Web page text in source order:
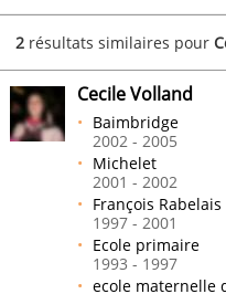
2 résultats similaires pour
Cecile Volland
Baimbridge
2002 - 2005
Michelet
2001 - 2002
François Rabelais
1997 - 2001
Ecole primaire
1993 - 1997
ecole maternelle